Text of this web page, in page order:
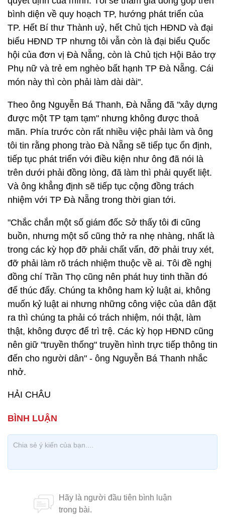
bình diện về quy hoạch TP, hướng phát triển của
TP. Hết Bí thư Thành uỷ, hết Chủ tịch HĐND và đại
biểu HĐND TP nhưng tôi vẫn còn là đại biểu Quốc
hội của đơn vị Đà Nẵng, còn là Chủ tịch Hội Bảo trợ
Phụ nữ và trẻ em nghèo bất hạnh TP Đà Nẵng. Cái
món này thì còn phải làm dài dài".
Theo ông Nguyễn Bá Thanh, Đà Nẵng đã "xây dựng
được một TP tạm tạm" nhưng không được thoả
mãn. Phía trước còn rất nhiều việc phải làm và ông
tôi tin rằng phong trào Đà Nẵng sẽ tiếp tục ổn định,
tiếp tục phát triển với điều kiện như ông đã nói là
trên dưới phải đồng lòng, đã làm thì phải quyết liệt.
Và ông khẳng định sẽ tiếp tục cộng đồng trách
nhiệm với TP Đà Nẵng trong thời gian tới.
"Chắc chắn một số giám đốc Sở thấy tôi đi cũng
buồn, nhưng một số cũng thở ra nhẹ nhàng, nhất là
trong các kỳ họp đỡ phải chất vấn, đỡ phải truy xét,
đỡ phải làm rõ trách nhiệm thuộc về ai. Tôi đề nghị
đồng chí Trần Thọ cũng nên phát huy tinh thần đó
để thúc đẩy. Chúng ta không ham kỷ luật ai, không
muốn kỷ luật ai nhưng những công việc của dân đặt
ra thì chúng ta phải có trách nhiệm, nói thật, làm
thật, không được để trì trệ. Các kỳ họp HĐND cũng
nên giữ "truyền thống" truyền hình trực tiếp thông tin
đến cho người dân" - ông Nguyễn Bá Thanh nhắc
nhở.
HẢI CHÂU